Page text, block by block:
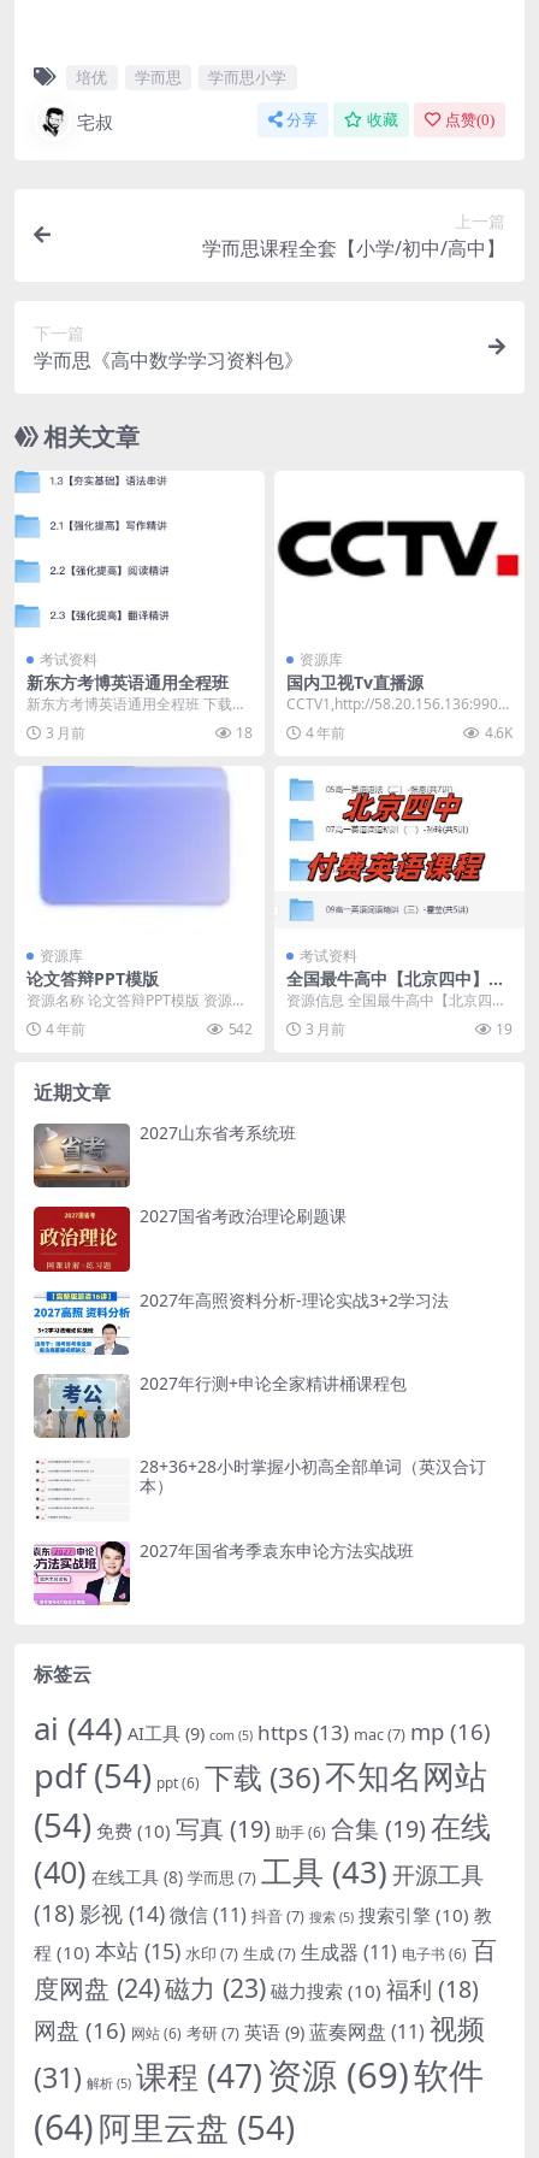
培优 学而思 学而思小学
宅叔 分享 收藏 点赞(0)
上一篇
学而思课程全套【小学/初中/高中】
下一篇
学而思《高中数学学习资料包》
相关文章
考试资料
新东方考博英语通用全程班
新东方考博英语通用全程班 下载地
址：https://pan.quark.cn/s...
3 月前 18
资源库
国内卫视Tv直播源
CCTV1,http://58.20.156.136:9901/
tsfile/l...
4 年前 4.6K
资源库
论文答辩PPT模版
资源名称 论文答辩PPT模版 资源链
接 阿里云盘
4 年前 542
考试资料
全国最牛高中【北京四中】英
语高清课堂
资源信息 全国最牛高中【北京四
中】英语高清课堂 资源地址 http
s://pan...
3 月前 19
近期文章
2027山东省考系统班
2027国省考政治理论刷题课
2027年高照资料分析-理论实战3+2学习法
2027年行测+申论全家精讲桶课程包
28+36+28小时掌握小初高全部单词（英汉合订
本）
2027年国省考季袁东申论方法实战班
标签云
ai (44) AI工具 (9) com (5) https(13) mac(7) mp (16)
pdf(54) ppt(6) 下载 (36)不知名网站
(54) 免费 (10) 写真 (19) 助手(6) 合集 (19)在线
(40) 在线工具 (8) 学而思 (7) 工具 (43)开源工具
(18) 影视 (14)微信(11) 抖音(7) 搜索 (5) 搜索引擎 (10) 教
程 (10) 本站 (15) 水印 (7) 生成(7) 生成器 (11) 电子书(6) 百
度网盘 (24)磁力 (23) 磁力搜索 (10) 福利 (18)
网盘 (16) 网站(6) 考研(7) 英语 (9) 蓝奏网盘 (11) 视频
(31) 解析 (5) 课程 (47)资源 (69)软件
(64)阿里云盘 (54)